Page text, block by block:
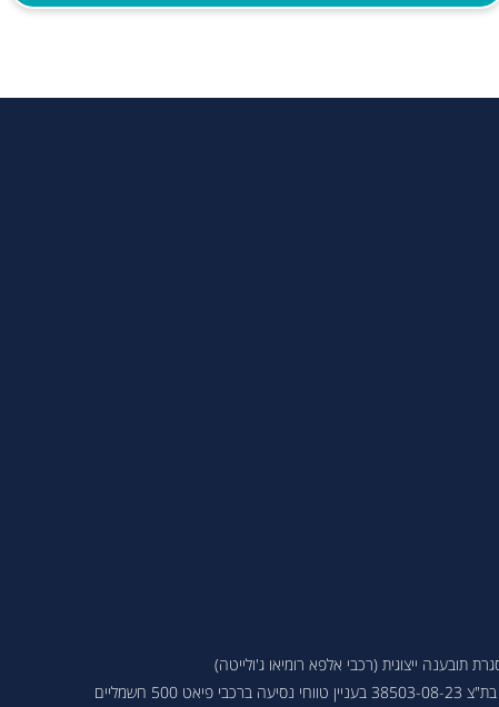
תובענה ייצוגית (רכבי אלפא רומיאו ג'ולייטה)
500 חשמליים